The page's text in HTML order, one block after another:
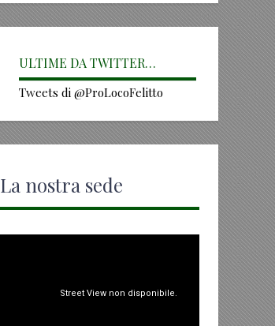
ULTIME DA TWITTER…
Tweets di @ProLocoFelitto
La nostra sede